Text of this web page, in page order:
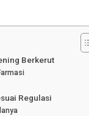
Berkerut
Regulasi